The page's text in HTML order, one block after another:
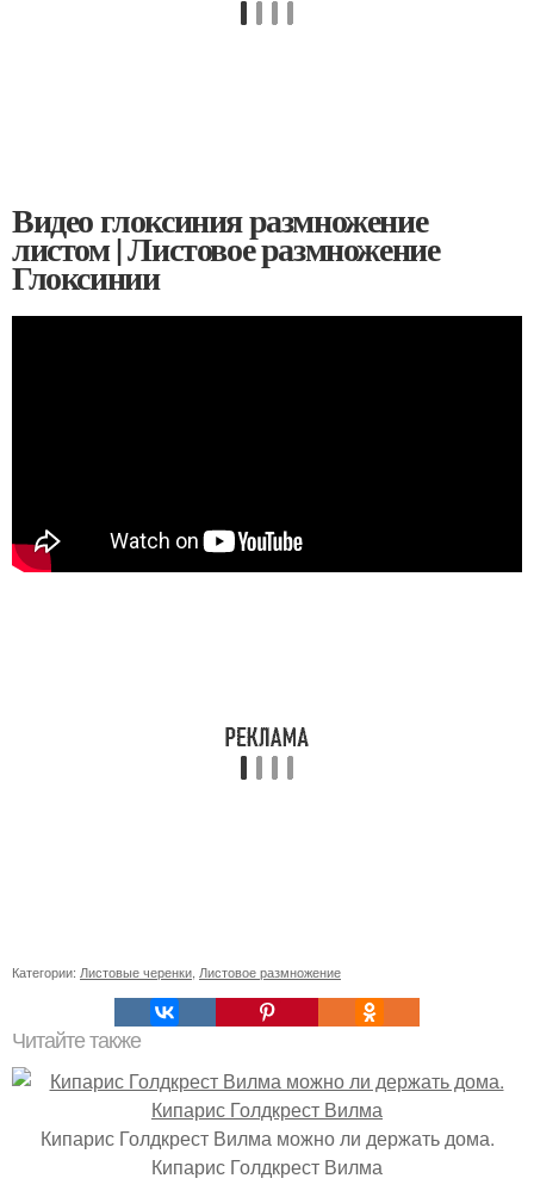
Видео глоксиния размножение
листом | Листовое размножение
Глоксинии
Категории: Листовые черенки Листовое размножение
Читайте также
Кипарис Голдкрест Вилма можно ли держать дома.
Кипарис Голдкрест Вилма